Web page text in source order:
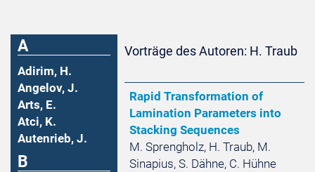
A
Adirim, H.
Angelov, J.
Arts, E.
Atci, K.
Autenrieb, J.
B
Vorträge des Autoren: H. Traub
Rapid Transformation of
Lamination Parameters into
Stacking Sequences
M. Sprengholz, H. Traub, M.
Sinapius, S. Dähne, C. Hühne